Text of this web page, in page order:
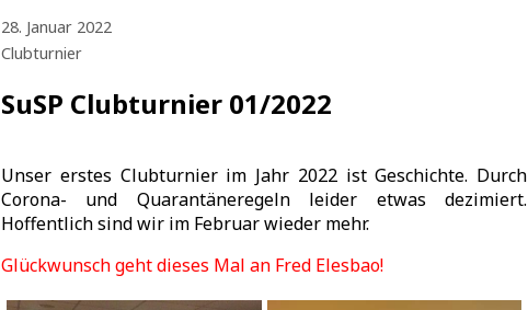
28. Januar 2022
Clubturnier
SuSP Clubturnier 01/2022
Unser erstes Clubturnier im Jahr 2022 ist Geschichte. Durch
Corona- und Quarantäneregeln leider etwas dezimiert.
Hoffentlich sind wir im Februar wieder mehr.
Glückwunsch geht dieses Mal an Fred Elesbao!